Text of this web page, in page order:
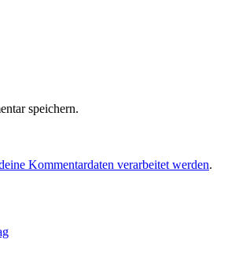
speichern.
Kommentardaten verarbeitet werden.